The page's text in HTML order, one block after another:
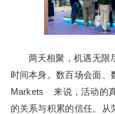
两天相聚，机遇无限
时间本身。数百场会面
Markets 来说，活动的
的关系与积累的信任。